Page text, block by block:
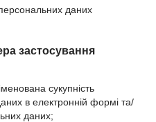
даних
застосування
сукупність
в електронній формі та/
даних;